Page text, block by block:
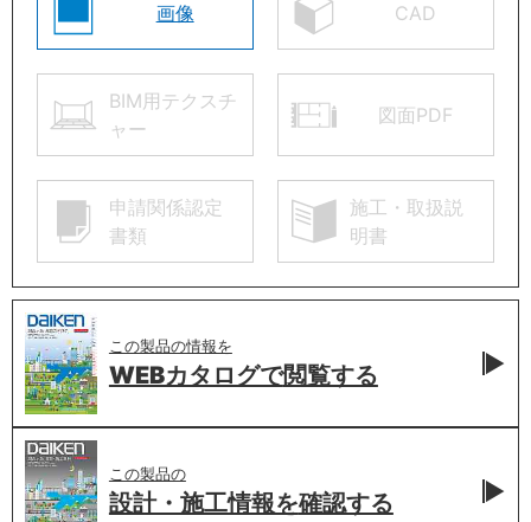
画像 CAD
BIM用テクスチ
ャー
図面PDF
申請関係認定
書類
施工・取扱説
明書
この製品の情報を
WEBカタログで閲覧する
この製品の
設計・施工情報を確認する